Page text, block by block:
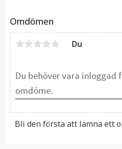
Omdömen
Du
Bli den första att lämna ett